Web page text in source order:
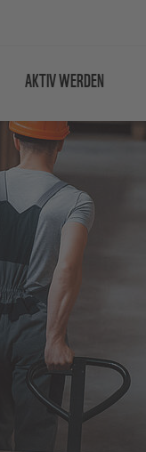
AKTIV WERDEN